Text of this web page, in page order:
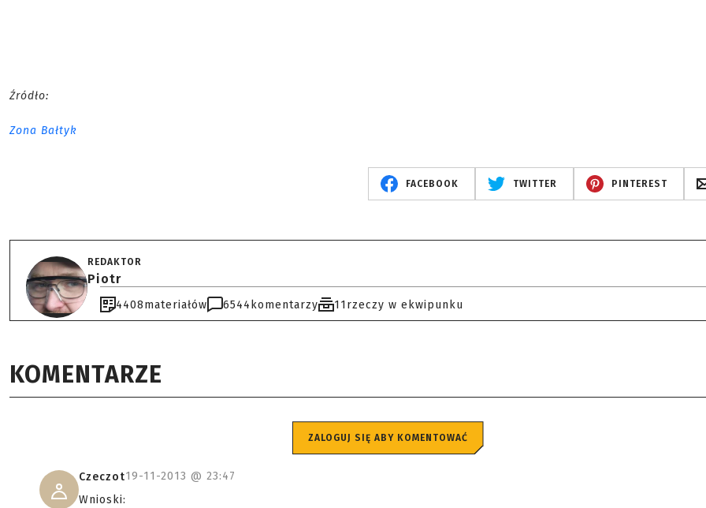
Źródło:
Zona Bałtyk
FACEBOOK TWITTER PINTEREST
REDAKTOR
Piotr
4408materiałów 6544 komentarzy 11rzeczy w ekwipunku
KOMENTARZE
ZALOGUJ SIĘ ABY KOMENTOWAĆ
Czeczot19-11-2013 @ 23:47
Wnioski: